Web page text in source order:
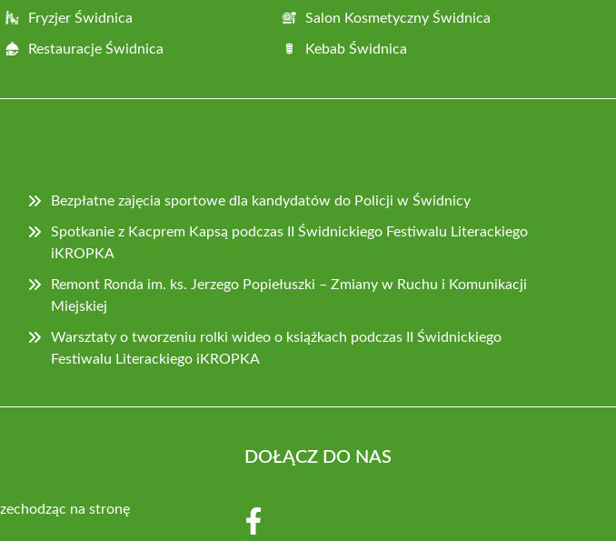
Fryzjer Świdnica Salon Kosmetyczny Świdnica
Restauracje Świdnica Kebab Świdnica
Bezpłatne zajęcia sportowe dla kandydatów do Policji w Świdnicy
Spotkanie z Kacprem Kapsą podczas II Świdnickiego Festiwalu Literackiego
iKROPKA
Remont Ronda im. ks. Jerzego Popiełuszki – Zmiany w Ruchu i Komunikacji
Miejskiej
Warsztaty o tworzeniu rolki wideo o książkach podczas II Świdnickiego
Festiwalu Literackiego iKROPKA
na stronę
DOŁĄCZ DO NAS